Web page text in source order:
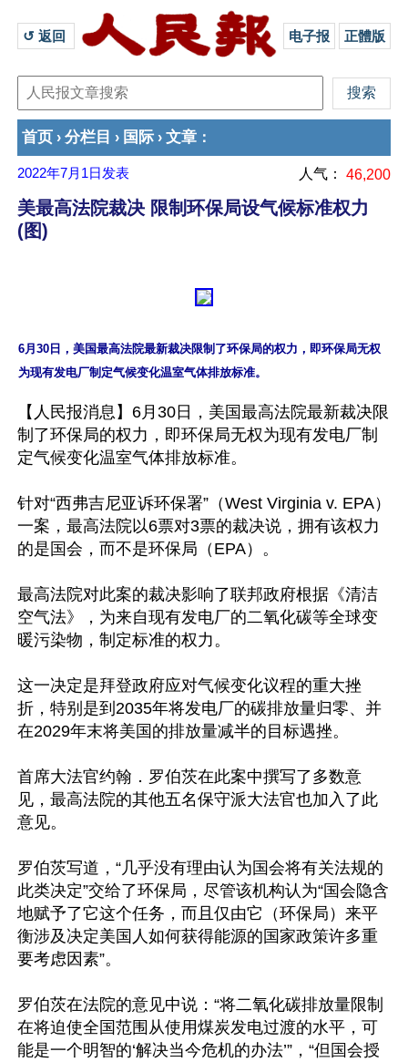
↺ 返回 电子报 正體版
首页 › 分栏目 › 国际 › 文章 ：
2022年7月1日 发表 人气： 46,200
美最高法院裁决 限制环保局设气候标准权力
(图)
6月30日，美国最高法院最新裁决限制了环保局的权力，即环保局无权
【人民报消息】6月30日，美国最高法院最新裁决限
制了环保局的权力，即环保局无权为现有发电厂制
定气候变化温室气体排放标准。
针对“西弗吉尼亚诉环保署”（West Virginia v. EPA）
一案，最高法院以6票对3票的裁决说，拥有该权力
的是国会，而不是环保局（EPA）。
最高法院对此案的裁决影响了联邦政府根据《清洁
空气法》，为来自现有发电厂的二氧化碳等全球变
暖污染物，制定标准的权力。
这一决定是拜登政府应对气候变化议程的重大挫
折，特别是到2035年将发电厂的碳排放量归零、并
在2029年末将美国的排放量减半的目标遇挫。
首席大法官约翰．罗伯茨在此案中撰写了多数意
见，最高法院的其他五名保守派大法官也加入了此
意见。
罗伯茨写道，“几乎没有理由认为国会将有关法规的
此类决定”交给了环保局，尽管该机构认为“国会隐含
地赋予了它这个任务，而且仅由它（环保局）来平
衡涉及决定美国人如何获得能源的国家政策许多重
要考虑因素”。
罗伯茨在法院的意见中说：“将二氧化碳排放量限制
在将迫使全国范围从使用煤炭发电过渡的水平，可
能是一个明智的‘解决当今危机的办法’”，“但国会授